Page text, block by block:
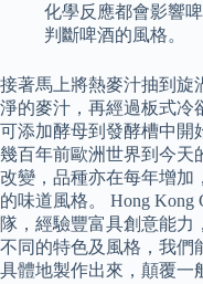
化學反應都會影響
判斷啤酒的風格。
接著馬上將熱麥汁抽到旋
淨的麥汁，再經過板式冷
可添加酵母到發酵槽中開
幾百年前歐洲世界到今天
改變，品種亦在每年增加
的味道風格。 Hong Kong
隊，經驗豐富具創意能力
不同的特色及風格，我們
具體地製作出來，顛覆一